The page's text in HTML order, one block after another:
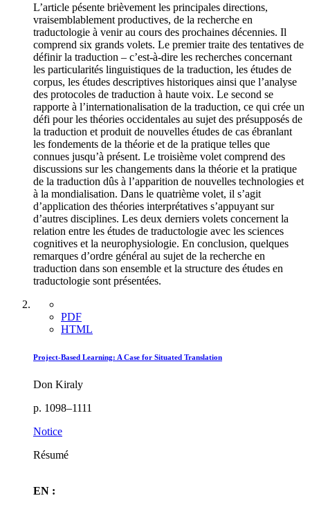
L’article pésente brièvement les principales directions,
vraisemblablement productives, de la recherche en
traductologie à venir au cours des prochaines décennies. Il
comprend six grands volets. Le premier traite des tentatives de
définir la traduction – c’est-à-dire les recherches concernant
les particularités linguistiques de la traduction, les études de
corpus, les études descriptives historiques ainsi que l’analyse
des protocoles de traduction à haute voix. Le second se
rapporte à l’internationalisation de la traduction, ce qui crée un
défi pour les théories occidentales au sujet des présupposés de
la traduction et produit de nouvelles études de cas ébranlant
les fondements de la théorie et de la pratique telles que
connues jusqu’à présent. Le troisième volet comprend des
discussions sur les changements dans la théorie et la pratique
de la traduction dûs à l’apparition de nouvelles technologies et
à la mondialisation. Dans le quatrième volet, il s’agit
d’application des théories interprétatives s’appuyant sur
d’autres disciplines. Les deux derniers volets concernent la
relation entre les études de traductologie avec les sciences
cognitives et la neurophysiologie. En conclusion, quelques
remarques d’ordre général au sujet de la recherche en
traduction dans son ensemble et la structure des études en
traductologie sont présentées.
PDF
HTML
Project-Based Learning: A Case for Situated Translation
Don Kiraly
p. 1098–1111
Notice
Résumé
EN :